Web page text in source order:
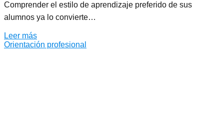
Comprender el estilo de aprendizaje preferido de sus
alumnos ya lo convierte…
Leer más
Orientación profesional